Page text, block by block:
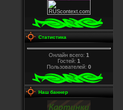
Статистика
Онлайн всего: 1
Гостей: 1
Пользователей: 0
Наш баннер